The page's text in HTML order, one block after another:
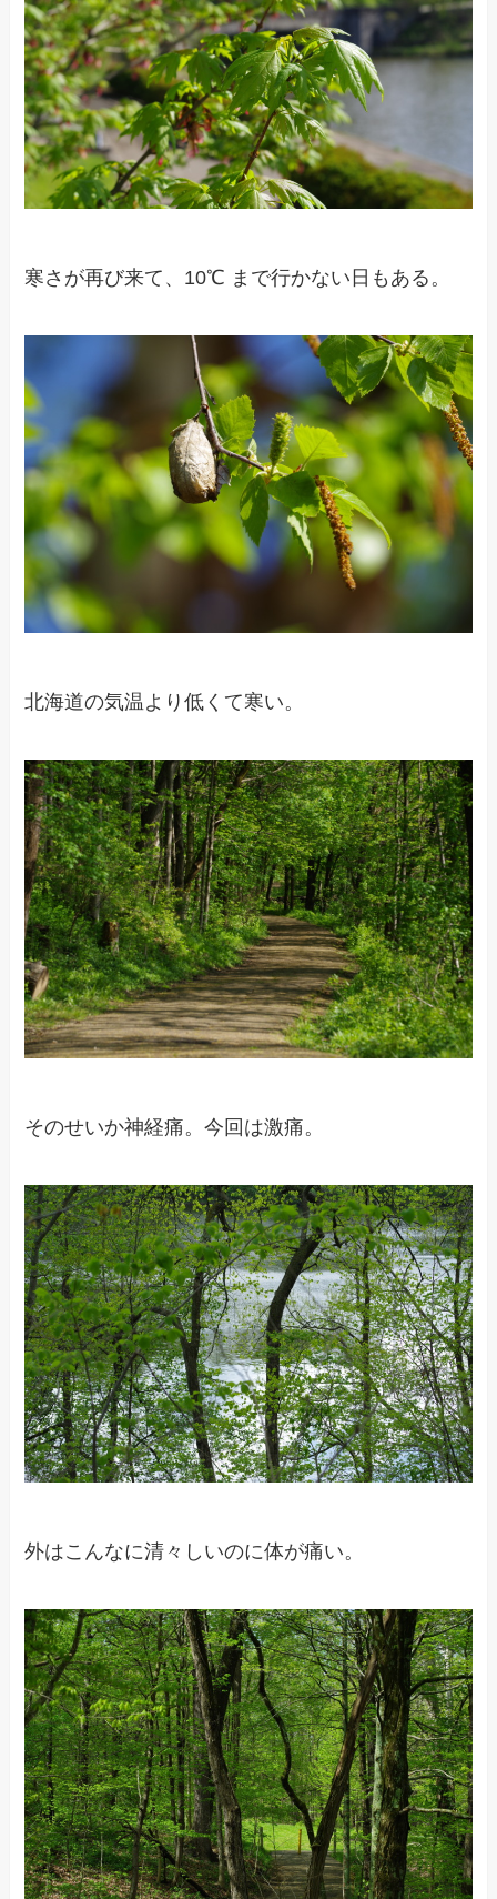
寒さが再び来て、10℃ まで行かない日もある。
北海道の気温より低くて寒い。
そのせいか神経痛。今回は激痛。
外はこんなに清々しいのに体が痛い。